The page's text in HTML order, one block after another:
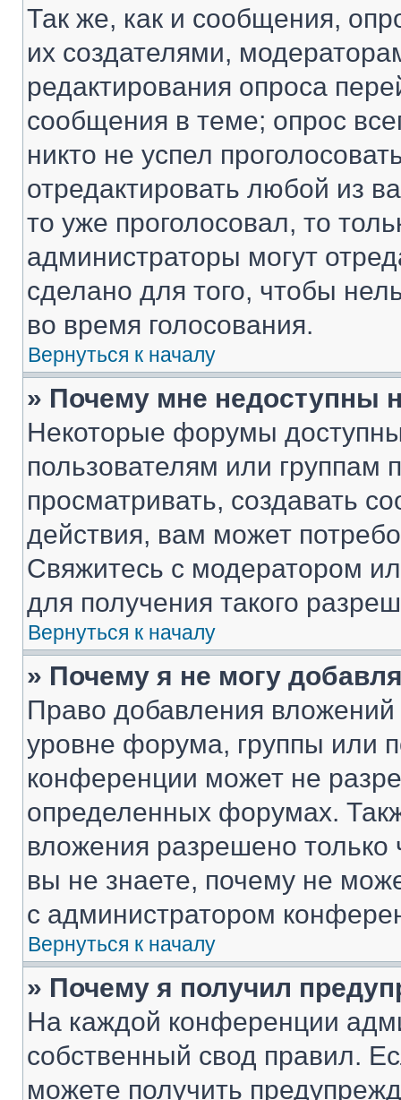
Так же, как и сообщения,
их создателями,
редактирования опроса
сообщения в теме; опрос
никто не успел
отредактировать любой из
то уже проголосовал, то
администраторы могут
сделано для того, чтобы
во время голосования.
Вернуться к началу
» Почему мне недоступны
Некоторые форумы
пользователям или группам
просматривать, создавать
действия, вам может
Свяжитесь с модератором
для получения такого
Вернуться к началу
» Почему я не могу
Право добавления
уровне форума, группы или
конференции может не
определенных форумах.
вложения разрешено
вы не знаете, почему не
с администратором
Вернуться к началу
» Почему я получил
На каждой конференции
собственный свод правил.
можете получить